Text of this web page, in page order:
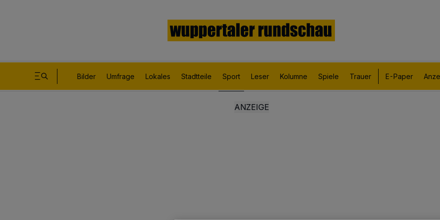
Bilder Umfrage Lokales Stadtteile Sport Leser Kolumne Spiele Trauer E-Paper